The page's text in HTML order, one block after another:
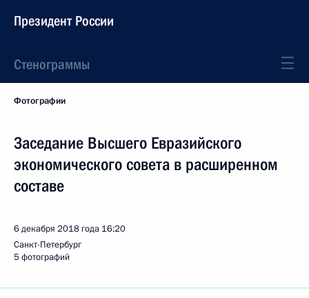
Президент России
Стенограммы
Фотографии
Заседание Высшего Евразийского
экономического совета в расширенном
составе
6 декабря 2018 года 16:20
Санкт-Петербург
5 фотографий